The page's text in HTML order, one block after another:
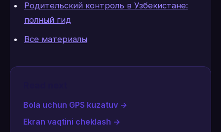
Родительский контроль в Узбекистане:
полный гид
Все материалы
Bola uchun GPS kuzatuv →
Ekran vaqtini cheklash →